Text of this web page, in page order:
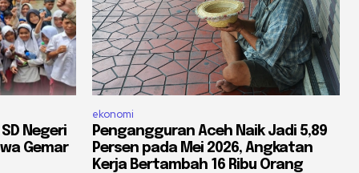
Negeri
Gemar
ekonomi
Pengangguran Aceh Naik Jadi 5,89
Persen pada Mei 2026, Angkatan
Kerja Bertambah 16 Ribu Orang